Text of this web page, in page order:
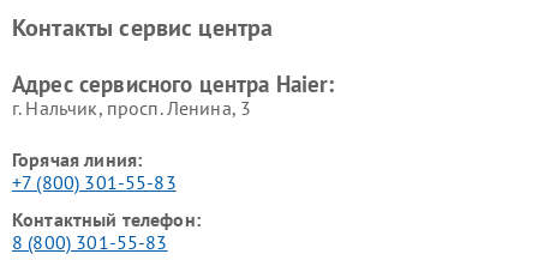
Ремонт роботов-пылесосов
Ремонт посудомоечных
Контакты сервис центра
Адрес сервисного центра Haier:
г. Нальчик, просп. Ленина, 3
Горячая линия:
+7 (800) 301-55-83
Контактный телефон:
8 (800) 301-55-83